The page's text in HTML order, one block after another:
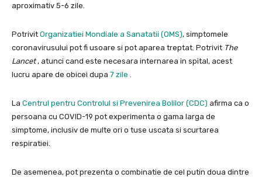
aproximativ 5-6 zile.
Potrivit Organizatiei Mondiale a Sanatatii (OMS), simptomele
coronavirusului pot fi usoare si pot aparea treptat. Potrivit The
Lancet, atunci cand este necesara internarea in spital, acest
lucru apare de obicei dupa 7 zile
La Centrul pentru Controlul si Prevenirea Bolilor (CDC) afirma ca o
persoana cu COVID-19 pot experimenta o gama larga de
simptome, inclusiv de multe ori o tuse uscata si scurtarea
respiratiei.
De asemenea, pot prezenta o combinatie de cel putin doua dintre